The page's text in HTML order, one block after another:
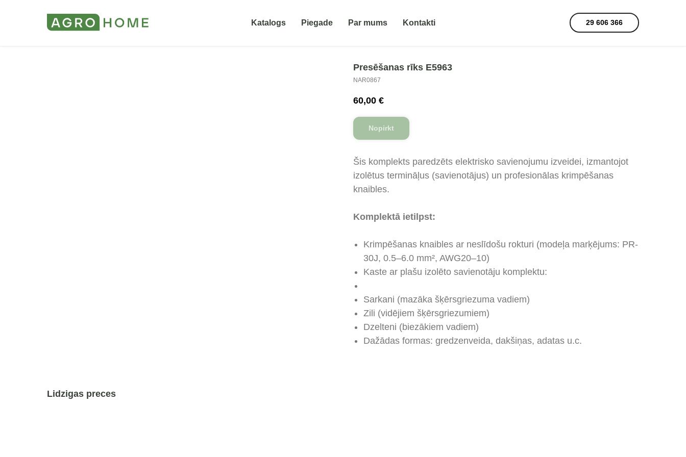
Katalogs Piegade Par mums Kontakti 29 606 366
Presēšanas rīks E5963
NAR0867
60,00 €
Nopirkt
Šis komplekts paredzēts elektrisko savienojumu izveidei, izmantojot
izolētus termināļus (savienotājus) un profesionālas krimpēšanas
knaibles.
Komplektā ietilpst:
Krimpēšanas knaibles ar neslīdošu rokturi (modeļa marķējums: PR-
30J, 0.5–6.0 mm², AWG20–10)
Kaste ar plašu izolēto savienotāju komplektu:
Sarkani (mazāka šķērsgriezuma vadiem)
Zili (vidējiem šķērsgriezumiem)
Dzelteni (biezākiem vadiem)
Dažādas formas: gredzenveida, dakšiņas, adatas u.c.
Lidzigas preces